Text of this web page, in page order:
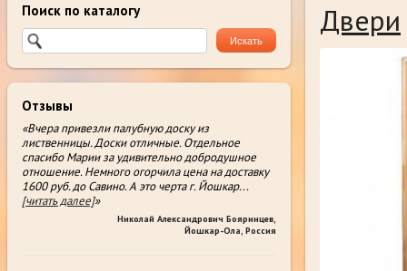
Поиск по каталогу
Отзывы
«Вчера привезли палубную доску из
лиственницы. Доски отличные. Отдельное
спасибо Марии за удивительно добродушное
отношение. Немного огорчила цена на доставку
1600 руб. до Савино. А это черта г. Йошкар...
[читать далее]»
Николай Александрович Бояринцев
Йошкар-Ола, Россия
Двери